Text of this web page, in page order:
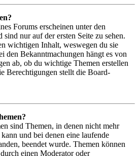
Forums erscheinen unter den
nur auf der ersten Seite zu sehen.
wichtigen Inhalt, weswegen du sie
den Bekanntmachungen hängt es von
ab, ob du wichtige Themen erstellen
Berechtigungen stellt die Board-
sind Themen, in denen nicht mehr
und bei denen eine laufende
beendet wurde. Themen können
einen Moderator oder